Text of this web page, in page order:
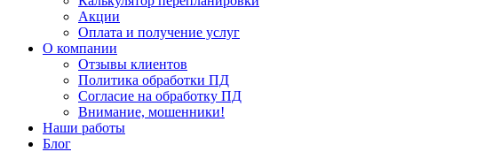
Акции
Оплата и получение услуг
О компании
Отзывы клиентов
Политика обработки ПД
Согласие на обработку ПД
Внимание, мошенники!
Наши работы
Блог